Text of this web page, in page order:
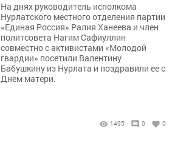
На днях руководитель исполкома
Нурлатского местного отделения партии
«Единая Россия» Ралия Ханеева и член
политсовета Нагим Сафиуллин
совместно с активистами «Молодой
гвардии» посетили Валентину
Бабушкину из Нурлата и поздравили ее с
Днем матери.
1495 0 0